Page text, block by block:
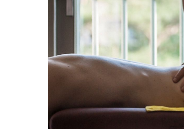
Sportarten
Sportanlagen
Events
ASVZ@home